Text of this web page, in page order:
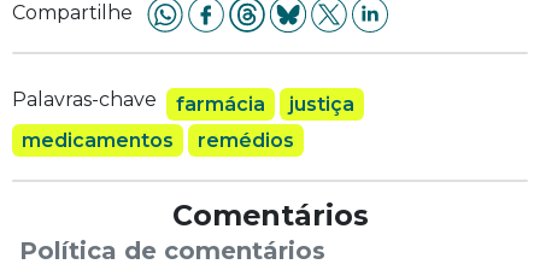
Compartilhe
Palavras-chave farmácia
justiça
medicamentos
remédios
Comentários
Política de comentários